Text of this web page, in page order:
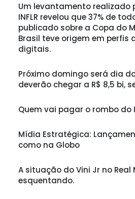
Um levantamento realizado
INFLR revelou que 37% de
publicado sobre a Copa do
Brasil teve origem em perfis
digitais.
Próximo domingo será dia
deverão chegar a R$ 8,5 bi,
Quem vai pagar o rombo do
Mídia Estratégica:
como na Globo
A situação do Vini Jr no
esquentando.